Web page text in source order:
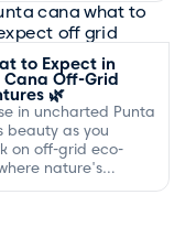
to Expect in
Cana Off-Grid
🌿
in uncharted Punta
beauty as you
on off-grid eco-
nature's